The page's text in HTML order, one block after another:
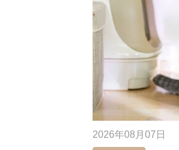
2026年08月07日